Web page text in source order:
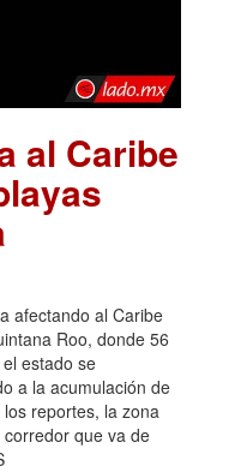
al Caribe
afectando al Caribe
Roo, donde 56
estado se
a la acumulación de
reportes, la zona
que va de